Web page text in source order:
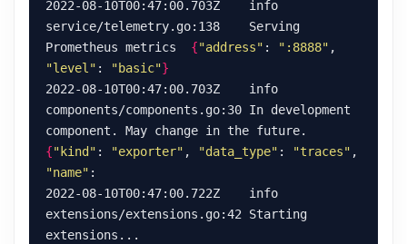
2022-08-10T00:47:00.703Z    info
service/telemetry.go:138    Serving
Prometheus metrics {"address" : ":8888"
"level" : "basic"}
2022-08-10T00:47:00.703Z    info
components/components.go:30 In development
{"kind" : "exporter" , "data_type" : "traces"
"name"
2022-08-10T00:47:00.722Z    info
extensions/extensions.go:42 Starting